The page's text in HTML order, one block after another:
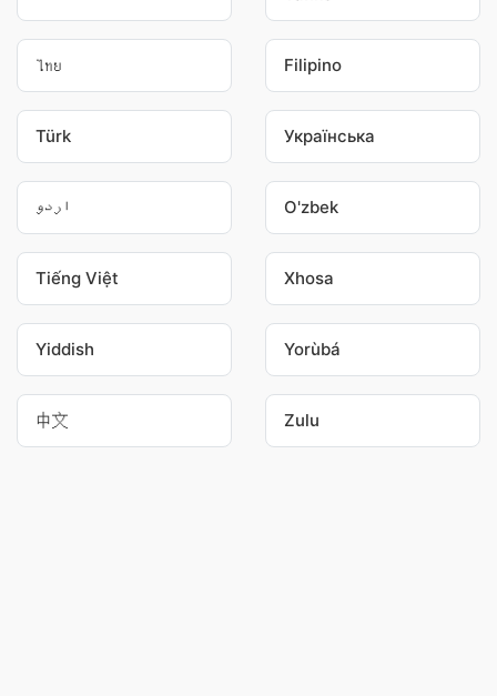
ไทย Filipino
Türk Українська
اردو O'zbek
Tiếng Việt Xhosa
Yiddish Yorùbá
中文 Zulu